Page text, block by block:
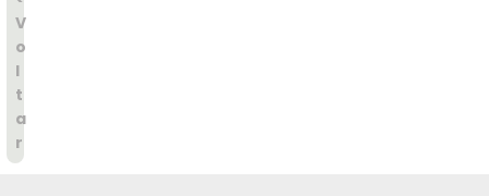
V
o
l
t
a
r